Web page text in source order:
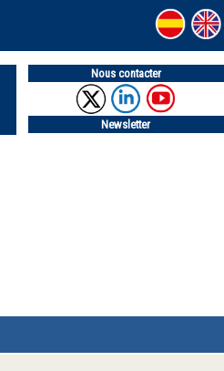
Nous contacter
Newsletter